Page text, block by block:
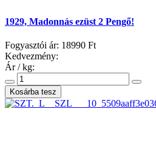
1929, Madonnás ezüst 2 Pengő!
Fogyasztói ár: 18990 Ft
Kedvezmény:
Ár / kg: